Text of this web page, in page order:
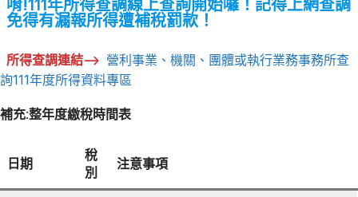
唷!111年所得查調線上查詢開始囉！記得上網查調
免得有漏報所得遭補稅罰款！
所得查調連結–> 營利事業、機關、團體或執行業務事務所查
詢111年度所得資料專區
補充:整年度繳稅時間表
日期
稅
別
注意事項